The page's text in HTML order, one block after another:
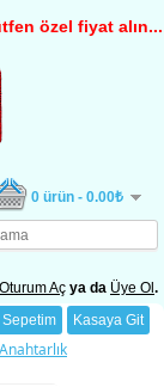
özel fiyat alın...
0 ürün - 0.00₺
Oturum Aç ya da Üye Ol .
Sepetim Kasaya Git